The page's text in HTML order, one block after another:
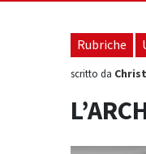
Rubriche
scritto da